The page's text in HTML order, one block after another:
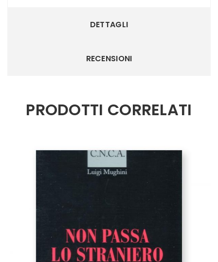
DETTAGLI
RECENSIONI
PRODOTTI CORRELATI